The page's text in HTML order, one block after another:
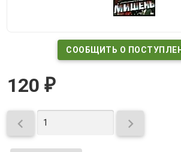
СООБЩИТЬ О
120 ₽
 